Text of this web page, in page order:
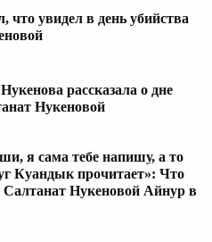
что увидел в день убийства
рассказала о дне
Нукеновой
я сама тебе напишу, а то
Куандык прочитает»: Что
Салтанат Нукеновой Айнур в